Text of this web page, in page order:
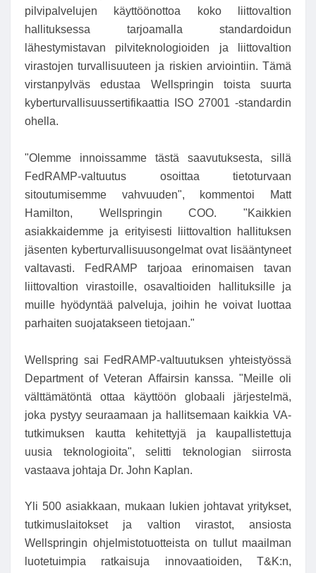
pilvipalvelujen käyttöönottoa koko liittovaltion
hallituksessa tarjoamalla standardoidun
lähestymistavan pilviteknologioiden ja liittovaltion
virastojen turvallisuuteen ja riskien arviointiin. Tämä
virstanpylväs edustaa Wellspringin toista suurta
kyberturvallisuussertifikaattia ISO 27001 -standardin
ohella.
"Olemme innoissamme tästä saavutuksesta, sillä
FedRAMP-valtuutus osoittaa tietoturvaan
sitoutumisemme vahvuuden", kommentoi Matt
Hamilton, Wellspringin COO. "Kaikkien
asiakkaidemme ja erityisesti liittovaltion hallituksen
jäsenten kyberturvallisuusongelmat ovat lisääntyneet
valtavasti. FedRAMP tarjoaa erinomaisen tavan
liittovaltion virastoille, osavaltioiden hallituksille ja
muille hyödyntää palveluja, joihin he voivat luottaa
parhaiten suojatakseen tietojaan."
Wellspring sai FedRAMP-valtuutuksen yhteistyössä
Department of Veteran Affairsin kanssa. "Meille oli
välttämätöntä ottaa käyttöön globaali järjestelmä,
joka pystyy seuraamaan ja hallitsemaan kaikkia VA-
tutkimuksen kautta kehitettyjä ja kaupallistettuja
uusia teknologioita", selitti teknologian siirrosta
vastaava johtaja Dr. John Kaplan.
Yli 500 asiakkaan, mukaan lukien johtavat yritykset,
tutkimuslaitokset ja valtion virastot, ansiosta
Wellspringin ohjelmistotuotteista on tullut maailman
luotetuimpia ratkaisuja innovaatioiden, T&K:n,